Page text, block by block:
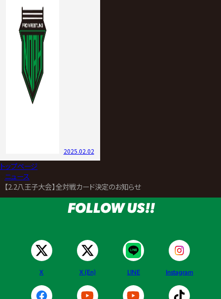
2025.02.02
トップページ
ニュース
【2.2八王子大会】全対戦カード決定のお知らせ
FOLLOW US!!
X X (En) LINE Instagram